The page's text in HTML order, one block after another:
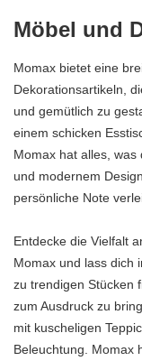
Möbel und
Momax bietet eine
Dekorationsartikeln,
und gemütlich zu
einem schicken
Momax hat alles,
und modernem
persönliche Note
Entdecke die Vielfalt
Momax und lass dich
zu trendigen Stücken
zum Ausdruck zu
mit kuscheligen
Beleuchtung. Momax